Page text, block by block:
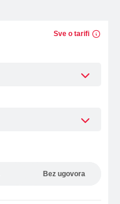
Sve o tarifi
Bez ugovora